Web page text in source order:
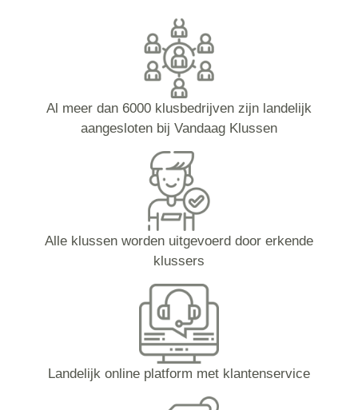
Al meer dan 6000 klusbedrijven zijn landelijk
aangesloten bij Vandaag Klussen
Alle klussen worden uitgevoerd door erkende
klussers
Landelijk online platform met klantenservice